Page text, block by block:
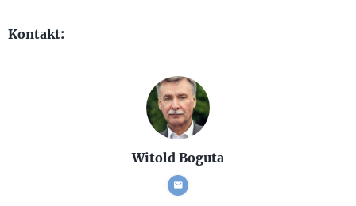
Kontakt:
Witold Boguta